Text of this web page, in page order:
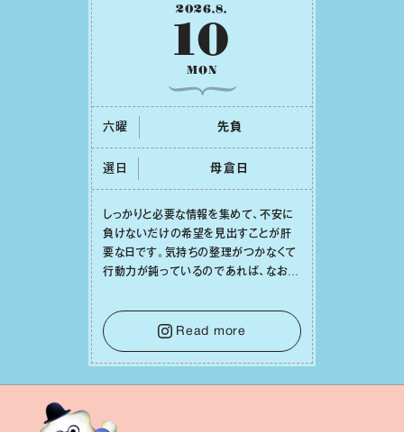
2026.8.
10
MON
六曜 先負
選日 ⺟倉⽇
しっかりと必要な情報を集めて、不安に
負けないだけの希望を⾒出すことが肝
要な⽇です。気持ちの整理がつかなくて
⾏動⼒が鈍っているのであれば、なおさ
を踏み出すのに役⽴つはず。また、広い
意味での「癒し」や「治療」が必要な⽇で
もあり、特に⼈間関係の改善は課題の⼀
つです。
Read more